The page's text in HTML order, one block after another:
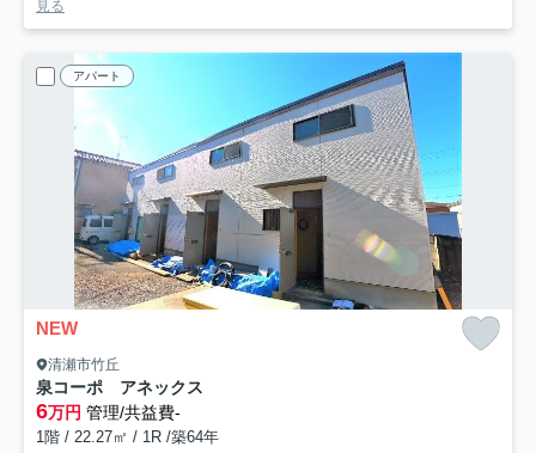
見る
アパート
NEW
清瀬市竹丘
泉コーポ アネックス
6万円 管理/共益費-
1階 / 22.27㎡ / 1R /築64年